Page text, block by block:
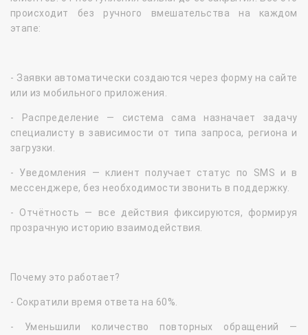
происходит без ручного вмешательства на каждом
этапе:
- Заявки автоматически создаются через форму на сайте
или из мобильного приложения.
- Распределение — система сама назначает задачу
специалисту в зависимости от типа запроса, региона и
загрузки.
- Уведомления — клиент получает статус по SMS и в
мессенджере, без необходимости звонить в поддержку.
- Отчётность — все действия фиксируются, формируя
прозрачную историю взаимодействия.
Почему это работает?
- Сократили время ответа на 60%.
- Уменьшили количество повторных обращений —